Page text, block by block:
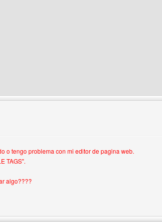
o tengo problema con mi editor de pagina web.
TAGS".
algo????